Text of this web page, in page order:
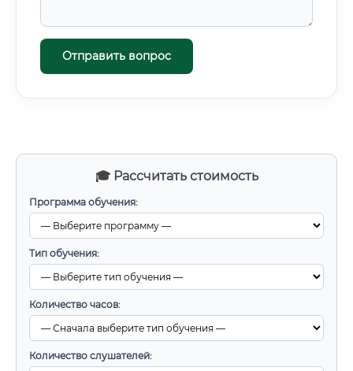
🎓 Рассчитать стоимость
Программа обучения:
Тип обучения:
Количество часов:
Количество слушателей:
России реализуется программа развития авиационной
промышленности до 2030 года с объёмом
финансирования свыше 700 млрд рублей ⚡ Активно
развиваются направления электрических и гибридных
🚁 Беспилотная авиация создаёт новый класс
наиболее востребованных инженерных кадров в стране.
Отправить вопрос